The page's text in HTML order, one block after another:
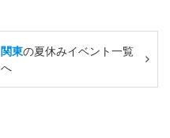
関東の夏休みイベント一覧
へ